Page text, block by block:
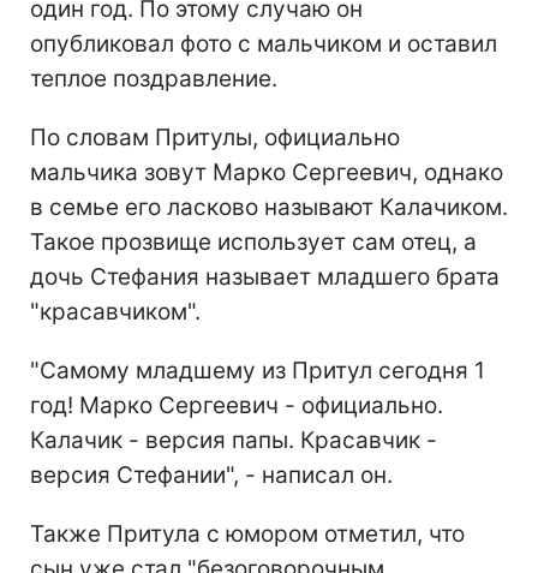
один год. По этому случаю он
опубликовал фото с мальчиком и оставил
теплое поздравление.
По словам Притулы, официально
мальчика зовут Марко Сергеевич, однако
в семье его ласково называют Калачиком.
Такое прозвище использует сам отец, а
дочь Стефания называет младшего брата
"красавчиком".
"Самому младшему из Притул сегодня 1
год! Марко Сергеевич - официально.
Калачик - версия папы. Красавчик -
версия Стефании", - написал он.
Также Притула с юмором отметил, что